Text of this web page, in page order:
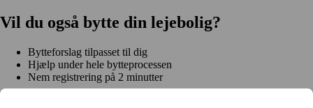
Vil du også bytte din lejebolig?
Bytteforslag tilpasset til dig
Hjælp under hele bytteprocessen
Nem registrering på 2 minutter